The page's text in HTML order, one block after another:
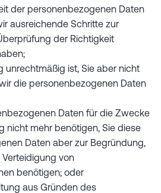
der personenbezogenen Daten
ausreichende Schritte zur
der Richtigkeit
unrechtmäßig ist, Sie aber nicht
die personenbezogenen Daten
Daten für die Zwecke
nicht mehr benötigen, Sie diese
Daten aber zur Begründung,
von
benötigen; oder
aus Gründen des